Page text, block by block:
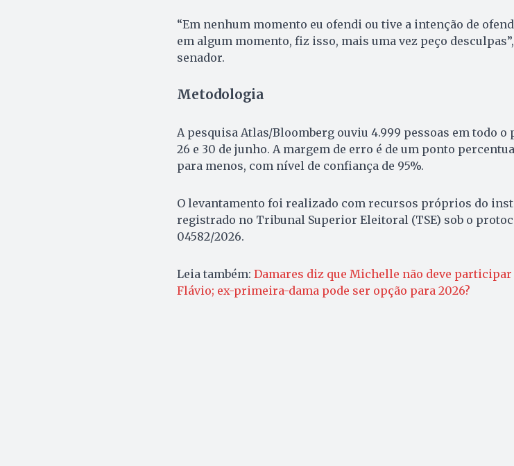
“Em nenhum momento eu ofendi ou tive a intenção de
em algum momento, fiz isso, mais uma vez peço
senador.
Metodologia
A pesquisa Atlas/Bloomberg ouviu 4.999 pessoas em todo o
26 e 30 de junho. A margem de erro é de um ponto
para menos, com nível de confiança de 95%.
O levantamento foi realizado com recursos próprios do
registrado no Tribunal Superior Eleitoral (TSE) sob o
04582/2026.
Leia também: Damares diz que Michelle não deve
Flávio; ex-primeira-dama pode ser opção para 2026?